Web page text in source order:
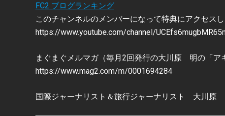
FC2 ブログランキング
このチャンネルのメンバーになって特典にアクセス
https://www.youtube.com/channel/
まぐまぐメルマガ（毎月2回発行の大川原 明の「ア
https://www.mag2.com/m/0001694284
国際ジャーナリスト＆旅行ジャーナリスト 大川原